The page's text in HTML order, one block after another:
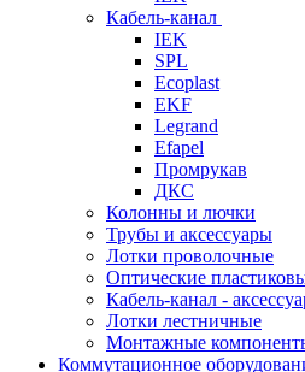
Кабель-канал
IEK
SPL
Ecoplast
EKF
Legrand
Efapel
Промрукав
ДКС
Колонны и лючки
Трубы и аксессуары
Лотки проволочные
Оптические
Кабель-канал -
Лотки лестничные
Монтажные
Коммутационное